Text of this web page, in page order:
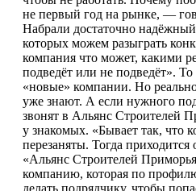
не первый год на рынке, —
Набрали достаточно
которых можем разыграть
компания что может, какими
подведёт или не подведёт».
«новые» компании. Но
уже знают. А если нужного
звонят в Альянс Строителей
у знакомых. «Бывает так, что
перезаняты. Тогда
«Альянс Строителей
компанию, которая по
делать подрядчику, чтобы